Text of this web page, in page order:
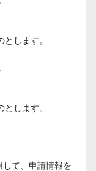
とします。
とします。
して、申請情報を